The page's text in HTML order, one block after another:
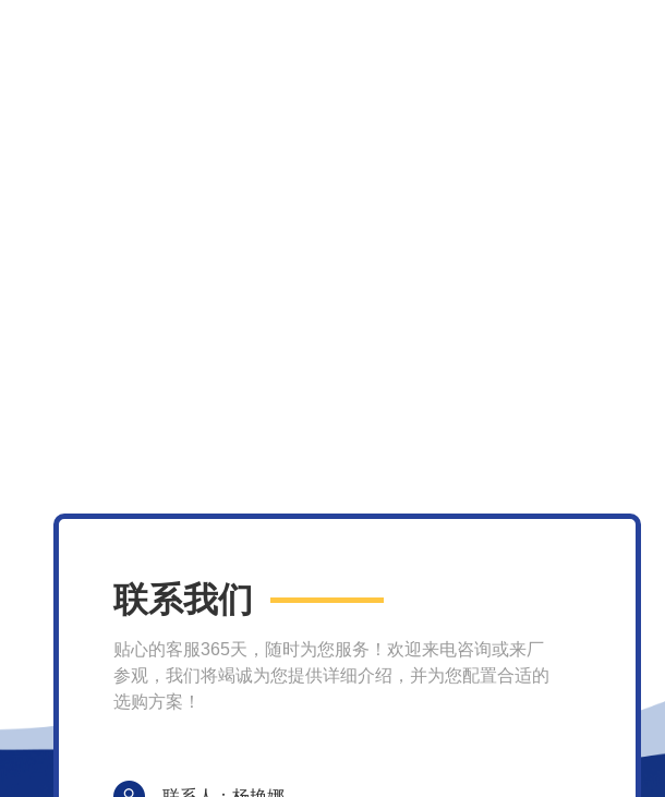
联系我们
贴心的客服365天，随时为您服务！欢迎来电咨询或来厂
参观，我们将竭诚为您提供详细介绍，并为您配置合适的
选购方案！